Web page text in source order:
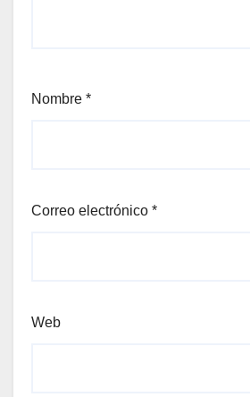
Nombre *
Correo electrónico *
Web